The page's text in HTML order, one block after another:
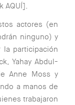
AQUÍ].
actores (en
ninguno) y
la participación
Yahay Abdul-
Anne Moss y
a manos de
trabajaron